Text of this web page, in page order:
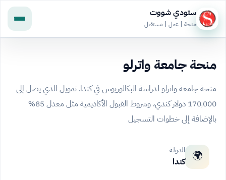
ستودي شووت
منحة | عمل | مستقبل
منحة جامعة واترلو
منحة جامعة واترلو لدراسة البكالوريوس في كندا. تمويل الذي يصل إلى
170,000 دولار كندي، وشروط القبول الأكاديمية مثل معدل 85%
بالإضافة إلى خطوات التسجيل
🌍 الدولة
كندا